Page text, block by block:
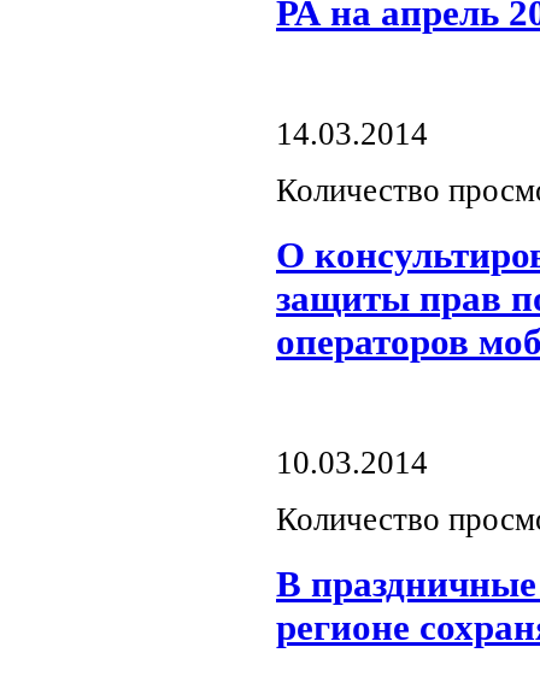
РА на апрель
14.03.2014
Количество
О
защиты прав
операторов
10.03.2014
Количество
В
регионе